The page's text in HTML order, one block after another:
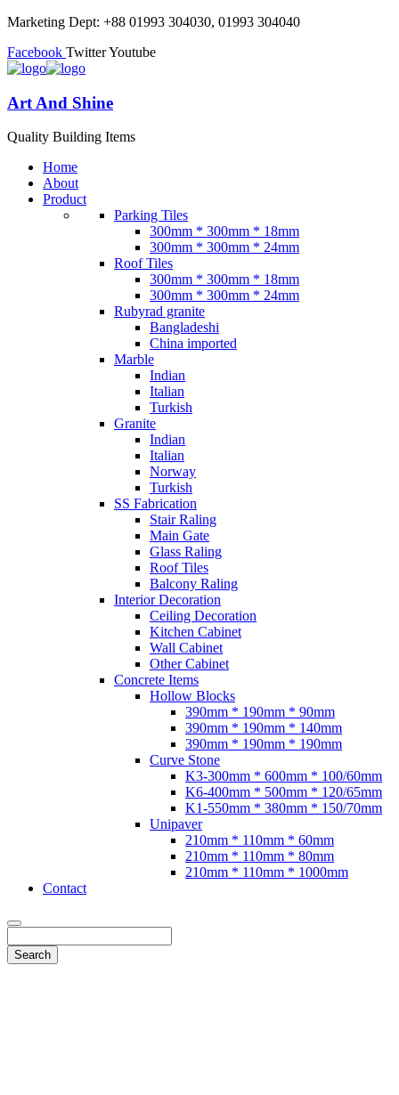
Marketing Dept: +88 01993 304030, 01993 304040
Facebook TwitterYoutube
Art And Shine
Quality Building Items
Home
About
Product
Parking Tiles
300mm * 300mm * 18mm
300mm * 300mm * 24mm
Roof Tiles
300mm * 300mm * 18mm
300mm * 300mm * 24mm
Rubyrad granite
Bangladeshi
China imported
Marble
Indian
Italian
Turkish
Granite
Indian
Italian
Norway
Turkish
SS Fabrication
Stair Raling
Main Gate
Glass Raling
Roof Tiles
Balcony Raling
Interior Decoration
Ceiling Decoration
Kitchen Cabinet
Wall Cabinet
Other Cabinet
Concrete Items
Hollow Blocks
390mm * 190mm * 90mm
390mm * 190mm * 140mm
390mm * 190mm * 190mm
Curve Stone
K3-300mm * 600mm * 100/60mm
K6-400mm * 500mm * 120/65mm
K1-550mm * 380mm * 150/70mm
Unipaver
210mm * 110mm * 60mm
210mm * 110mm * 80mm
210mm * 110mm * 1000mm
Contact